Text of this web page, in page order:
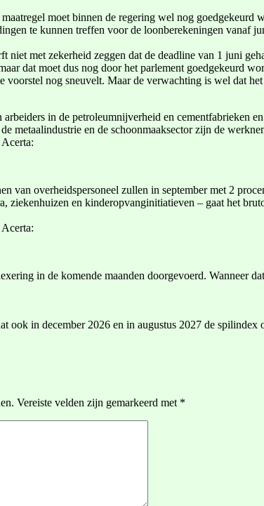
moet binnen de regering wel nog goedgekeurd
te kunnen treffen voor de loonberekeningen
niet met zekerheid zeggen dat de deadline van 1 juni
dat moet dus nog door het parlement goedgekeurd
voorstel nog sneuvelt. Maar de verwachting is wel dat
in de petroleumnijverheid en cementfabrieken
metaalindustrie en de schoonmaaksector zijn de
van overheidspersoneel zullen in september met 2
ziekenhuizen en kinderopvanginitiatieven – gaat het
in de komende maanden doorgevoerd. Wanneer
ook in december 2026 en in augustus 2027 de spilindex
Vereiste velden zijn gemarkeerd met *